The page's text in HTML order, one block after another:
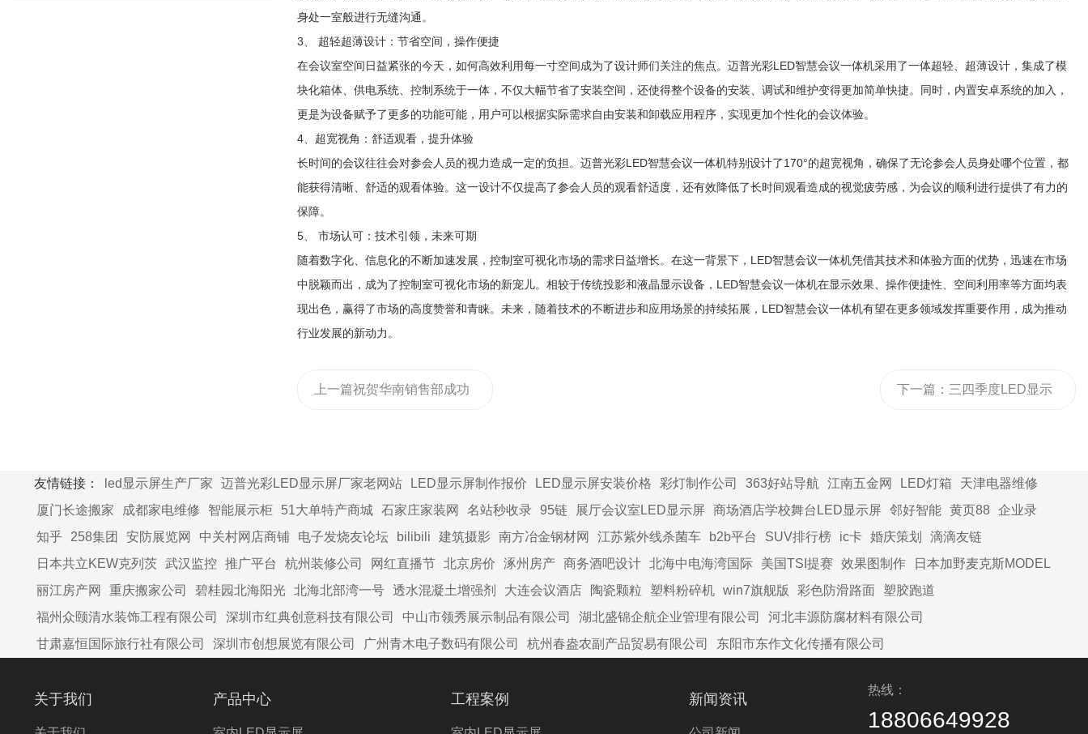
身处一室般进行无缝沟通。
3、 超轻超薄设计：节省空间，操作便捷
在会议室空间日益紧张的今天，如何高效利用每一寸空间成为了设计师们关注的焦点。迈普光彩LED智慧会议一体机采用了一体超轻、超薄设计，集成了模
块化箱体、供电系统、控制系统于一体，不仅大幅节省了安装空间，还使得整个设备的安装、调试和维护变得更加简单快捷。同时，内置安卓系统的加入，
更是为设备赋予了更多的功能可能，用户可以根据实际需求自由安装和卸载应用程序，实现更加个性化的会议体验。
4、超宽视角：舒适观看，提升体验
长时间的会议往往会对参会人员的视力造成一定的负担。迈普光彩LED智慧会议一体机特别设计了170°的超宽视角，确保了无论参会人员身处哪个位置，都
能获得清晰、舒适的观看体验。这一设计不仅提高了参会人员的观看舒适度，还有效降低了长时间观看造成的视觉疲劳感，为会议的顺利进行提供了有力的
保障。
5、 市场认可：技术引领，未来可期
随着数字化、信息化的不断加速发展，控制室可视化市场的需求日益增长。在这一背景下，LED智慧会议一体机凭借其技术和体验方面的优势，迅速在市场
中脱颖而出，成为了控制室可视化市场的新宠儿。相较于传统投影和液晶显示设备，LED智慧会议一体机在显示效果、操作便捷性、空间利用率等方面均表
现出色，赢得了市场的高度赞誉和青睐。未来，随着技术的不断进步和应用场景的持续拓展，LED智慧会议一体机有望在更多领域发挥重要作用，成为推动
行业发展的新动力。
上一篇祝贺华南销售部成功 下一篇： 三四季度LED显示
友情链接：
led显示屏生产厂家 迈普光彩LED显示屏厂家老网站 LED显示屏制作报价 LED显示屏安装价格 彩灯制作公司 363好站导航 江南五金网 LED灯箱
天津电器维修
厦门长途搬家
成都家电维修 智能展示柜 51大单特产商城 石家庄家装网 名站秒收录 95链 展厅会议室LED显示屏 商场酒店学校舞台LED显示屏 邻好智能 黄页88 企业录
知乎
258集团 安防展览网 中关村网店商铺 电子发烧友论坛 bilibili 建筑摄影 南方冶金钢材网 江苏紫外线杀菌车 b2b平台 SUV排行榜 ic卡 婚庆策划
滴滴友链
日本共立KEW克列茨 武汉监控 推广平台 杭州装修公司 网红直播节 北京房价 涿州房产 商务酒吧设计 北海中电海湾国际 美国TSI提赛 效果图制作
日本加野麦克斯MODEL
丽江房产网
重庆搬家公司 碧桂园北海阳光 北海北部湾一号 透水混凝土增强剂 大连会议酒店 陶瓷颗粒 塑料粉碎机 win7旗舰版 彩色防滑路面
塑胶跑道
福州众颐清水装饰工程有限公司
深圳市红典创意科技有限公司 中山市领秀展示制品有限公司 湖北盛锦企航企业管理有限公司
河北丰源防腐材料有限公司
甘肃嘉恒国际旅行社有限公司
深圳市创想展览有限公司 广州青木电子数码有限公司 杭州春盎农副产品贸易有限公司 东阳市东作文化传播有限公司
关于我们 产品中心 工程案例 新闻资讯
热线：
18806649928